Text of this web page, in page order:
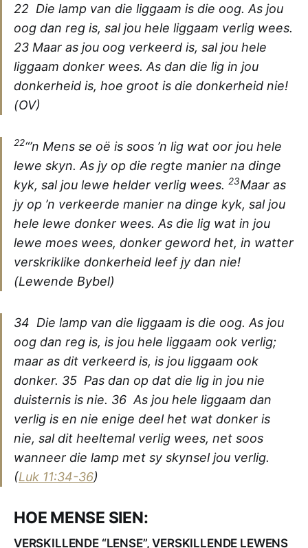
22 Die lamp van die liggaam is die oog. As jou
oog dan reg is, sal jou hele liggaam verlig wees.
23 Maar as jou oog verkeerd is, sal jou hele
liggaam donker wees. As dan die lig in jou
donkerheid is, hoe groot is die donkerheid nie!
(OV)
22“’n Mens se oë is soos ’n lig wat oor jou hele
lewe skyn. As jy op die regte manier na dinge
kyk, sal jou lewe helder verlig wees. 23Maar as
jy op ’n verkeerde manier na dinge kyk, sal jou
hele lewe donker wees. As die lig wat in jou
lewe moes wees, donker geword het, in watter
verskriklike donkerheid leef jy dan nie!
(Lewende Bybel)
34 Die lamp van die liggaam is die oog. As jou
oog dan reg is, is jou hele liggaam ook verlig;
maar as dit verkeerd is, is jou liggaam ook
donker. 35 Pas dan op dat die lig in jou nie
duisternis is nie. 36 As jou hele liggaam dan
verlig is en nie enige deel het wat donker is
nie, sal dit heeltemal verlig wees, net soos
wanneer die lamp met sy skynsel jou verlig.
(Luk 11:34-36)
HOE MENSE SIEN:
VERSKILLENDE “LENSE”, VERSKILLENDE LEWENS